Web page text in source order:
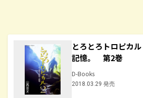
とろとろトロピカ
記憶。 第2巻
D-Books
2018.03.29 発売